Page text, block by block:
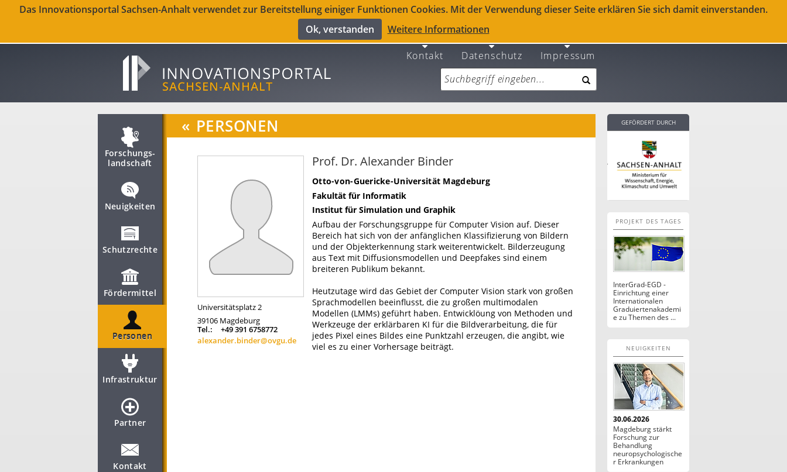
Das Innovationsportal Sachsen-Anhalt verwendet zur Bereitstellung einiger Funktionen Cookies. Mit der Verwendung dieser Seite erklären Sie sich damit einverstanden.
Ok, verstanden
Weitere Informationen
Kontakt Datenschutz Impressum
Forschungs­
landschaft
Neuigkeiten
Schutzrechte
Fördermittel
Personen
Infrastruktur
Partner
Kontakt
« PERSONEN
Universitätsplatz 2
39106 Magdeburg
Tel.:
+49 391 6758772
alexander.binder@ovgu.de
Prof. Dr. Alexander Binder
Otto-von-Guericke-Universität Magdeburg
Fakultät für Informatik
Institut für Simulation und Graphik
Aufbau der Forschungsgruppe für Computer Vision auf. Dieser
Bereich hat sich von der anfänglichen Klassifizierung von Bildern
und der Objekterkennung stark weiterentwickelt. Bilderzeugung
aus Text mit Diffusionsmodellen und Deepfakes sind einem
breiteren Publikum bekannt.
Heutzutage wird das Gebiet der Computer Vision stark von großen
Sprachmodellen beeinflusst, die zu großen multimodalen
Modellen (LMMs) geführt haben. Entwicklöung von Methoden und
Werkzeuge der erklärbaren KI für die Bildverarbeitung, die für
jedes Pixel eines Bildes eine Punktzahl erzeugen, die angibt, wie
viel es zu einer Vorhersage beiträgt.
GEFÖRDERT DURCH
PROJEKT DES TAGES
InterGrad-EGD -
Einrichtung einer
Internationalen
Graduiertenakademi
e zu Themen des ...
NEUIGKEITEN
30.06.2026
Magdeburg stärkt
Forschung zur
Behandlung
neuropsychologische
r Erkrankungen